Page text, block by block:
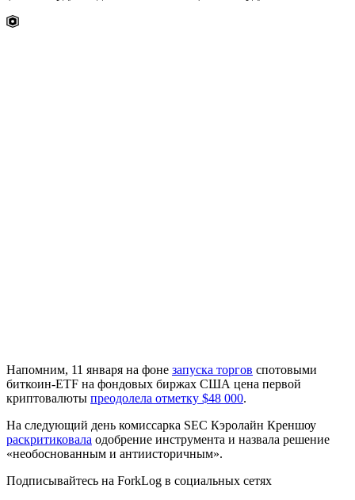
Напомним, 11 января на фоне запуска торгов спотовыми
биткоин-ETF на фондовых биржах США цена первой
криптовалюты преодолела отметку $48 000.
На следующий день комиссарка SEC Кэролайн Креншоу
раскритиковала одобрение инструмента и назвала решение
«необоснованным и антиисторичным».
Подписывайтесь на ForkLog в социальных сетях